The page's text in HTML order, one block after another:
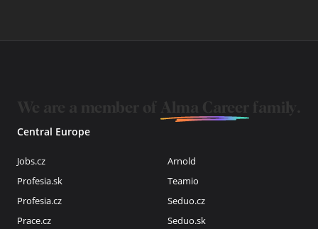
Central Europe
Jobs.cz
Profesia.sk
Profesia.cz
Prace.cz
Arnold
Teamio
Seduo.cz
Seduo.sk